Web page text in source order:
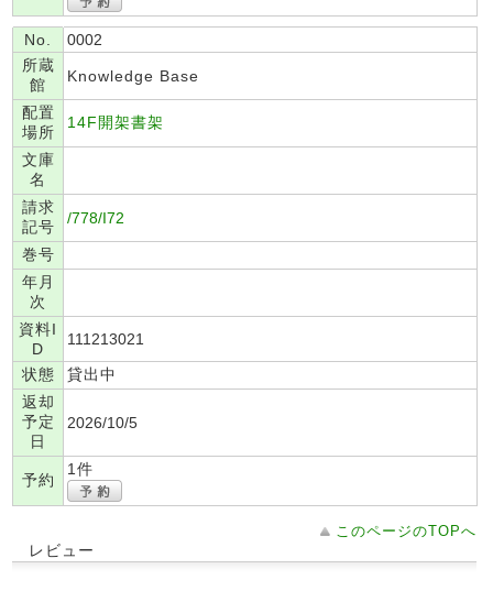
No.
0002
所蔵
館
Knowledge Base
配置
場所
14F開架書架
文庫
名
請求
記号
/778/I72
巻号
年月
次
資料I
D
111213021
状態
貸出中
返却
予定
日
2026/10/5
予約
1件
このページのTOPへ
レビュー